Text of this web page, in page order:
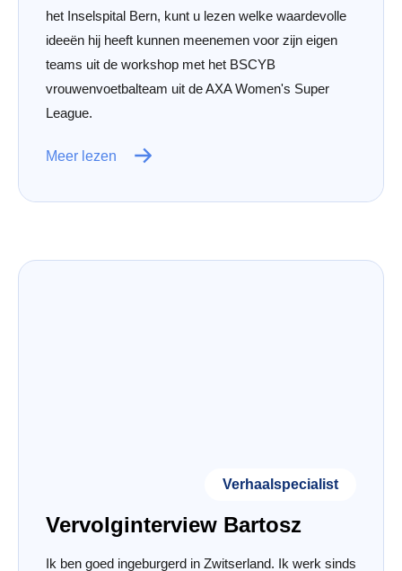
het Inselspital Bern, kunt u lezen welke waardevolle
ideeën hij heeft kunnen meenemen voor zijn eigen
teams uit de workshop met het BSCYB
vrouwenvoetbalteam uit de AXA Women's Super
League.
Meer lezen
Verhaalspecialist
Vervolginterview Bartosz
Ik ben goed ingeburgerd in Zwitserland. Ik werk sinds